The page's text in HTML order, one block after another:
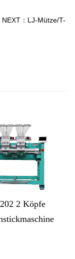
NEXT：LJ-Mütze/T-
LJ-MX1212 12